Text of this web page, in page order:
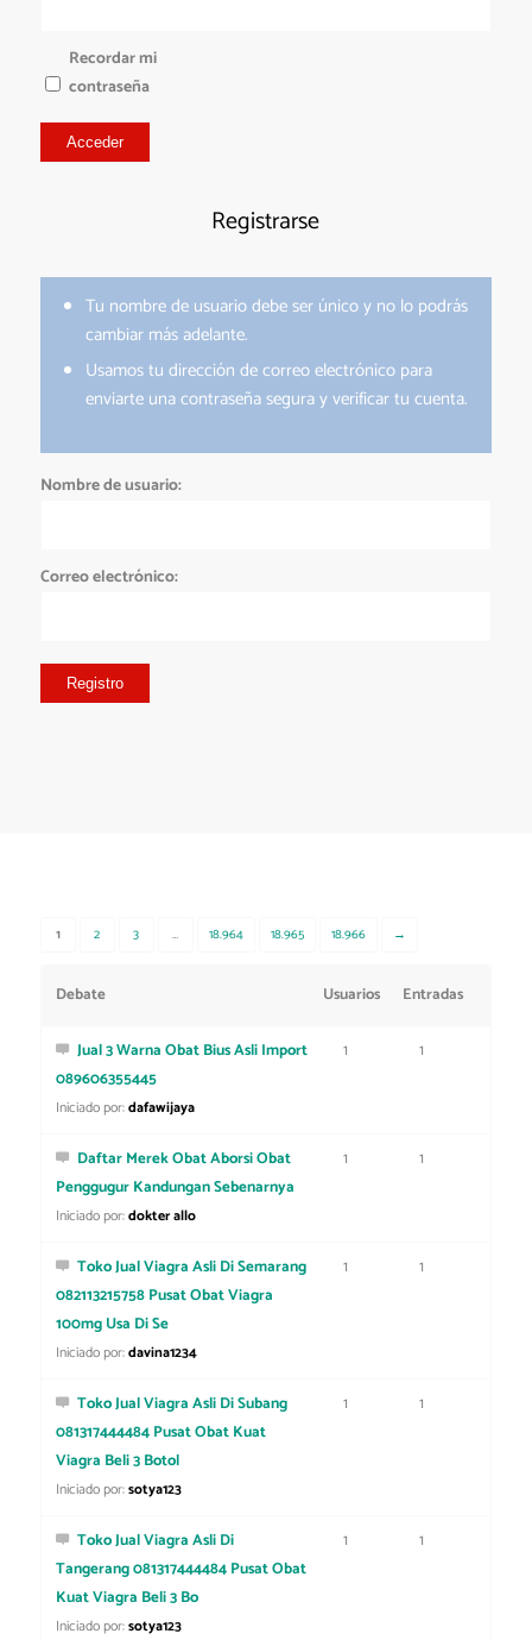
Recordar mi
contraseña
Acceder
Registrarse
Tu nombre de usuario debe ser único y no lo podrás
cambiar más adelante.
Usamos tu dirección de correo electrónico para
enviarte una contraseña segura y verificar tu cuenta.
Nombre de usuario:
Correo electrónico:
Registro
1 2 3 … 18.964 18.965 18.966 →
Debate Usuarios Entradas
Jual 3 Warna Obat Bius Asli Import
089606355445
Iniciado por:dafawijaya
1 1
Daftar Merek Obat Aborsi Obat
Penggugur Kandungan Sebenarnya
Iniciado por:dokter allo
1 1
Toko Jual Viagra Asli Di Semarang
082113215758 Pusat Obat Viagra
100mg Usa Di Se
Iniciado por:davina1234
1 1
Toko Jual Viagra Asli Di Subang
081317444484 Pusat Obat Kuat
Viagra Beli 3 Botol
Iniciado por:sotya123
1 1
Toko Jual Viagra Asli Di
Tangerang 081317444484 Pusat Obat
Kuat Viagra Beli 3 Bo
Iniciado por:sotya123
1 1